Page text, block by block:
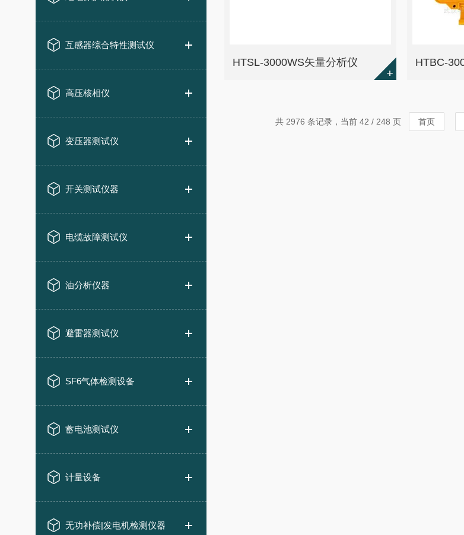
互感器综合特性测试仪
高压核相仪
变压器测试仪
开关测试仪器
电缆故障测试仪
油分析仪器
避雷器测试仪
SF6气体检测设备
蓄电池测试仪
计量设备
无功补偿|发电机检测仪器
HTSL-3000WS矢量分析仪
共 2976 条记录，当前 42 / 248 页 首页